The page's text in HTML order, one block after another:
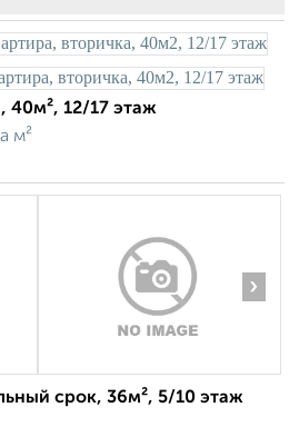
40м², 12/17 этаж
м²
›
срок, 36м², 5/10 этаж